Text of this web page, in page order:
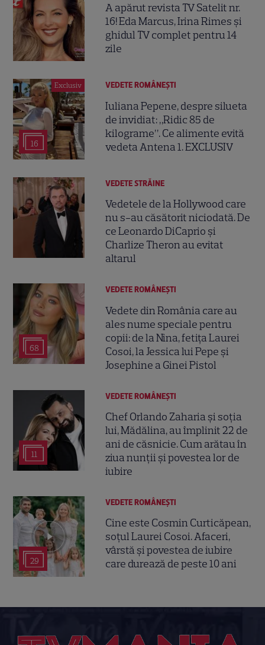
A apărut revista TV Satelit nr.
16! Eda Marcus, Irina Rimes și
ghidul TV complet pentru 14
zile
Exclusiv
16
VEDETE ROMÂNEŞTI
Iuliana Pepene, despre silueta
de invidiat: „Ridic 85 de
kilograme”. Ce alimente evită
vedeta Antena 1. EXCLUSIV
VEDETE STRĂINE
Vedetele de la Hollywood care
nu s-au căsătorit niciodată. De
ce Leonardo DiCaprio și
Charlize Theron au evitat
altarul
68
VEDETE ROMÂNEŞTI
Vedete din România care au
ales nume speciale pentru
copii: de la Nina, fetița Laurei
Cosoi, la Jessica lui Pepe și
Josephine a Ginei Pistol
11
VEDETE ROMÂNEŞTI
Chef Orlando Zaharia și soția
lui, Mădălina, au împlinit 22 de
ani de căsnicie. Cum arătau în
ziua nunții și povestea lor de
iubire
29
VEDETE ROMÂNEŞTI
Cine este Cosmin Curticăpean,
soțul Laurei Cosoi. Afaceri,
vârstă și povestea de iubire
care durează de peste 10 ani